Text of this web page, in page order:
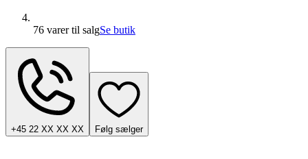
76 varertil salgSe butik
+45 22 XX XX XX Følg sælger